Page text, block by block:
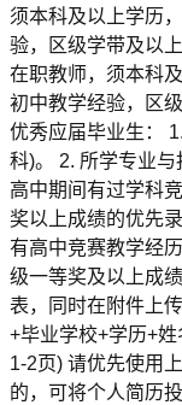
须本科及以上学历
验，区级学带及以
在职教师，须本科
初中教学经验，区
优秀应届毕业生：
科)。 2. 所学专业
高中期间有过学科
奖以上成绩的优先
有高中竞赛教学经
级一等奖及以上成
表，同时在附件上
+毕业学校+学历+
1-2页) 请优先使用
的，可将个人简历